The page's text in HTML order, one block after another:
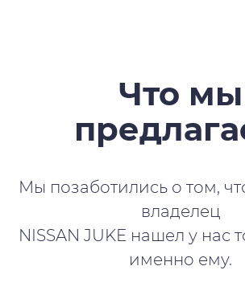
Что мы
Мы позаботились о том,
владелец
NISSAN JUKE нашел у нас
именно ему.